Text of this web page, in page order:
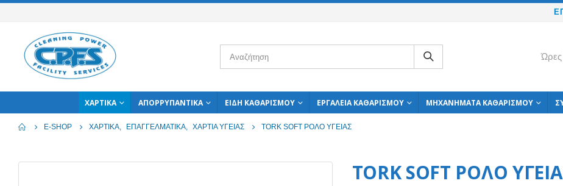
Ώρες
ΧΑΡΤΙΚΆ ΑΠΟΡΡΥΠΑΝΤΙΚΆ ΕΊΔΗ ΚΑΘΑΡΙΣΜΟΎ ΕΡΓΑΛΕΊΑ ΚΑΘΑΡΙΣΜΟΎ ΜΗΧΑΝΉΜΑΤΑ ΚΑΘΑΡΙΣΜΟΎ
E-SHOP ΧΑΡΤΙΚΆ, ΕΠΑΓΓΕΛΜΑΤΙΚΆ, ΧΑΡΤΙΆ ΥΓΕΊΑΣ TORK SOFT ΡΟΛΟ ΥΓΕΙΑΣ
TORK SOFT ΡΟΛΟ